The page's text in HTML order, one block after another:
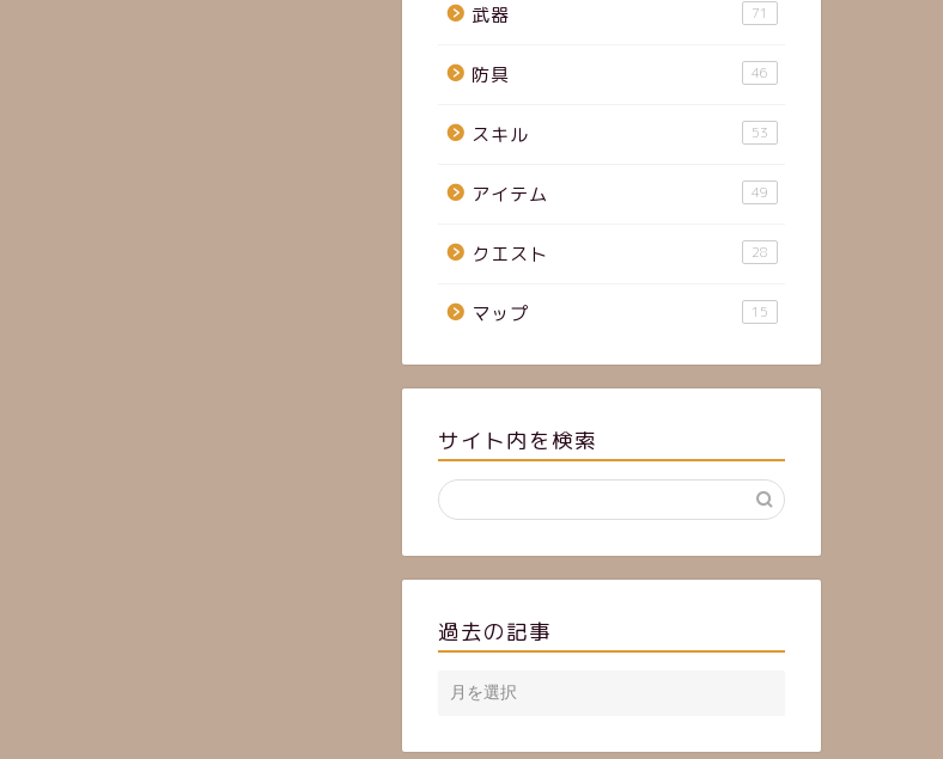
武器 71
防具 46
スキル 53
アイテム 49
クエスト 28
マップ 15
サイト内を検索
過去の記事